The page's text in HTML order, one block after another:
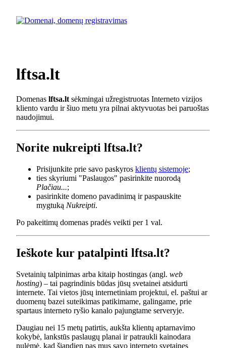
lftsa.lt
Domenas lftsa.lt sėkmingai užregistruotas Interneto vizijos
kliento vardu ir šiuo metu yra pilnai aktyvuotas bei paruoštas
naudojimui.
Norite nukreipti lftsa.lt?
Prisijunkite prie savo paskyros klientų sistemoje;
ties skyriumi "Paslaugos" pasirinkite nuorodą
Plačiau...;
pasirinkite domeno pavadinimą ir paspauskite
mygtuką Nukreipti.
Po pakeitimų domenas pradės veikti per 1 val.
Ieškote kur patalpinti lftsa.lt?
Svetainių talpinimas arba kitaip hostingas (angl. web
hosting) – tai pagrindinis būdas jūsų svetainei atsidurti
internete. Tai vietos jūsų internetiniam projektui, el. paštui ar
duomenų bazei suteikimas patikimame, galingame, prie
spartaus interneto ryšio kanalo pajungtame serveryje.
Daugiau nei 15 metų patirtis, aukšta klientų aptarnavimo
kokybė, lankstūs paslaugų planai ir patraukli kainodara
nulėmė, kad šiandien pas mus savo interneto svetaines